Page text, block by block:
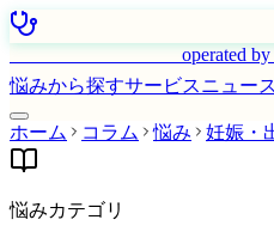
operated
悩みから探すサービスニュース
ホーム コラム 悩み 妊娠・
悩みカテゴリ